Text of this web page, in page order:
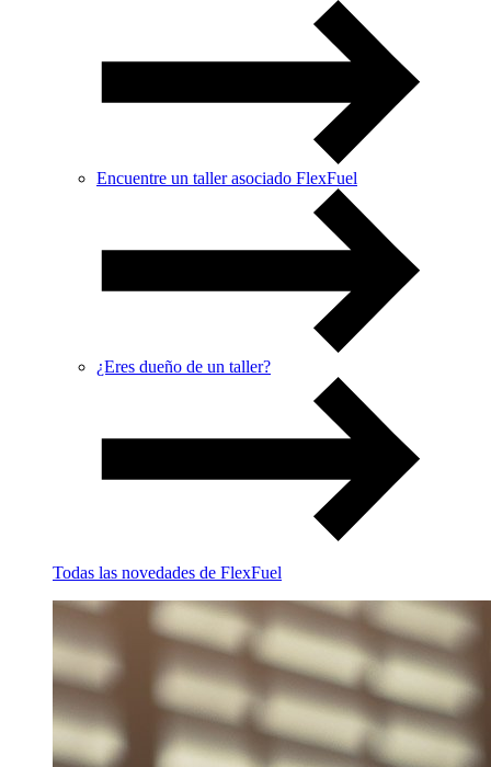
Encuentre un taller asociado FlexFuel
¿Eres dueño de un taller?
Todas las novedades de FlexFuel